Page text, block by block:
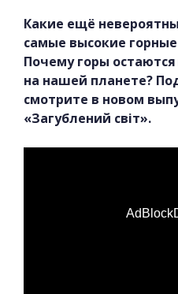
Какие ещё
самые высокие
Почему горы
на нашей планете?
смотрите в новом
«Загублений світ».